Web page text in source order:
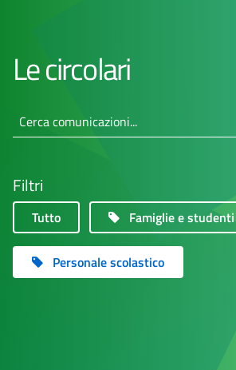
Le circolari
Cerca comunicazioni...
Filtri
Tutto Famiglie e studenti
Personale scolastico